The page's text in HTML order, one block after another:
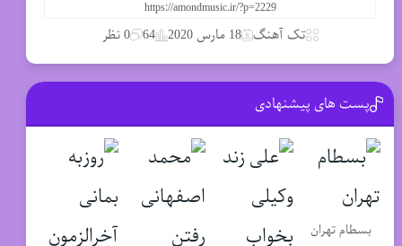
تک آهنگ 18 مارس 2020 64 0 نظر
پست های پیشنهادی
بسطام تهران